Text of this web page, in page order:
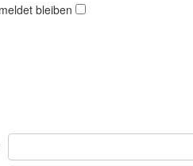
bleiben